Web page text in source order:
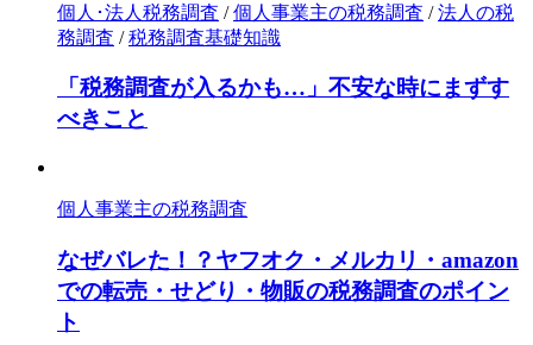
個人･法人税務調査 /個人事業主の税務調査 /法人の税
務調査 /税務調査基礎知識
「税務調査が入るかも…」不安な時にまずす
べきこと
個人事業主の税務調査
なぜバレた！？ヤフオク・メルカリ・amazon
での転売・せどり・物販の税務調査のポイン
ト